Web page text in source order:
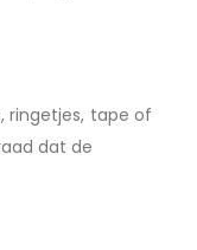
ringetjes, tape of
dat de